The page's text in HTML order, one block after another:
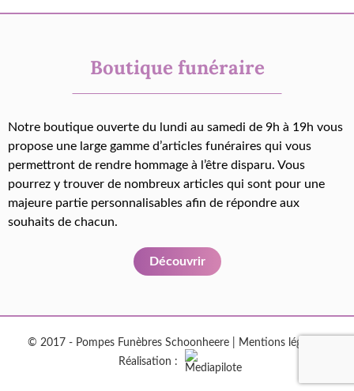
Boutique funéraire
Notre boutique ouverte du lundi au samedi de 9h à 19h vous
propose une large gamme d’articles funéraires qui vous
permettront de rendre hommage à l’être disparu. Vous
pourrez y trouver de nombreux articles qui sont pour une
majeure partie personnalisables afin de répondre aux
souhaits de chacun.
Découvrir
© 2017 - Pompes Funèbres Schoonheere | Mentions légales
Réalisation :